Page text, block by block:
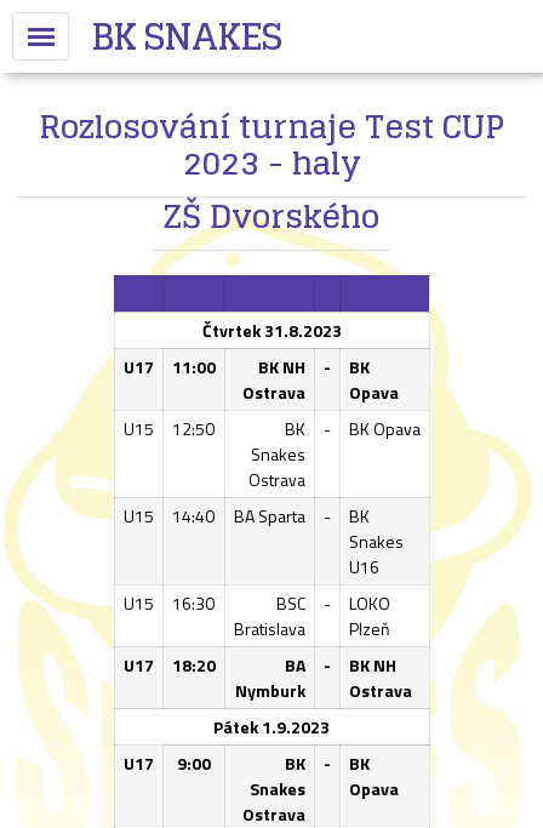
BK SNAKES
Rozlosování turnaje Test CUP
2023 - haly
ZŠ Dvorského
Čtvrtek 31.8.2023
U17
11:00
BK NH
Ostrava
-
BK
Opava
U15
12:50
BK
Snakes
Ostrava
- BK Opava
U15 14:40 BA Sparta -
BK
Snakes
U16
U15
16:30
BSC
Bratislava
-
LOKO
Plzeň
U17
18:20
BA
Nymburk
-
BK NH
Ostrava
Pátek 1.9.2023
U17
9:00
BK
Snakes
Ostrava
-
BK
Opava